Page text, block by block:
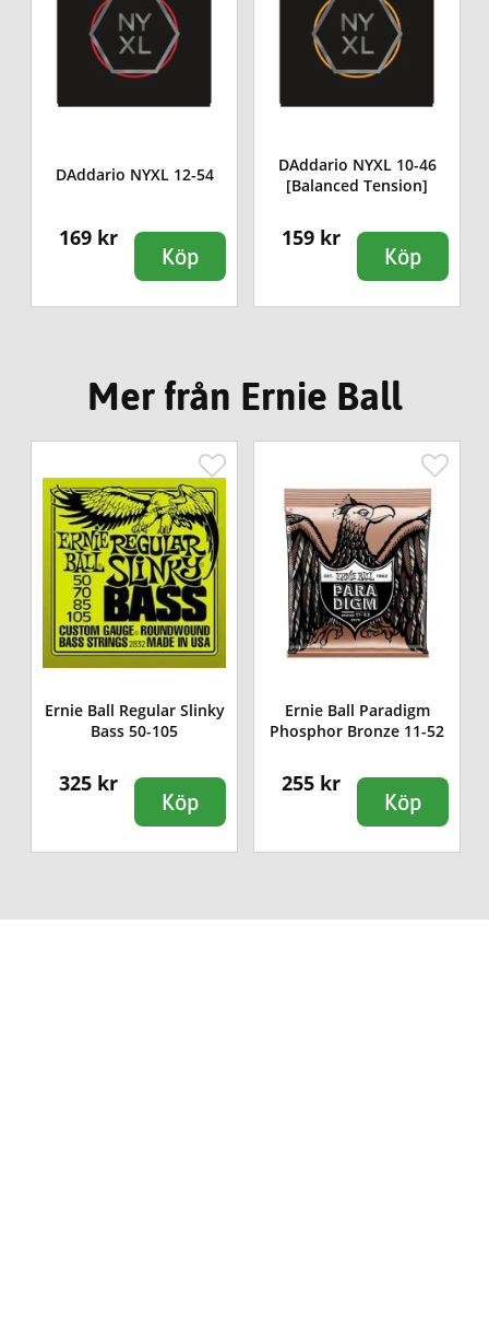
DAddario NYXL 12-54
169 kr
Köp
DAddario NYXL 10-46
[Balanced Tension]
159 kr
Köp
Mer från Ernie Ball
Ernie Ball Regular Slinky
Bass 50-105
325 kr
Köp
Ernie Ball Paradigm
Phosphor Bronze 11-52
255 kr
Köp